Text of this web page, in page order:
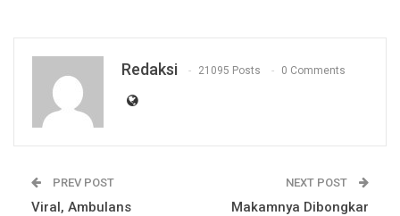
Redaksi 21095 Posts 0 Comments
PREV POST
Viral, Ambulans
NEXT POST
Makamnya Dibongkar